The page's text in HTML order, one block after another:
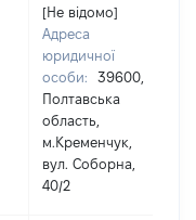
[Не відомо]
Адреса
юридичної
особи:
39600,
Полтавська
область,
м.Кременчук,
вул. Соборна,
40/2